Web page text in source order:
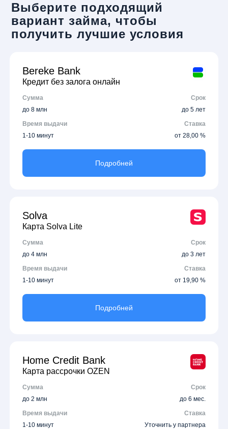
Выберите подходящий
вариант займа, чтобы
получить лучшие условия
Bereke Bank
Кредит без залога онлайн
Сумма
Срок
до 8 млн
до 5 лет
Время выдачи
Ставка
1-10 минут
от 28,00 %
Подробней
Solva
Карта Solva Lite
Сумма
Срок
до 4 млн
до 3 лет
Время выдачи
Ставка
1-10 минут
от 19,90 %
Подробней
Home Credit Bank
Карта рассрочки OZEN
Сумма
Срок
до 2 млн
до 6 мес.
Время выдачи
Ставка
1-10 минут
Уточнить у партнера